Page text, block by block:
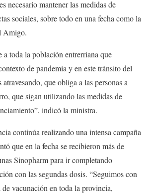
necesario mantener las medidas de
sociales, sobre todo en una fecha como la
Amigo.
a toda la población entrerriana que
de pandemia y en este tránsito del
que obliga a las personas a
que sigan utilizando las medidas de
indicó la ministra.
continúa realizando una intensa campaña
que en la fecha se recibieron más de
Sinopharm para ir completando
con las segundas dosis. “Seguimos con
de vacunación en toda la provincia,